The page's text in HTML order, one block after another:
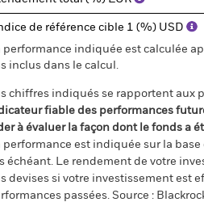
de référence cible 1 (%) USD
performance indiquée est calculée
inclus dans le calcul.
chiffres indiqués se rapportent aux
fiable des performances
à évaluer la façon dont le fonds a
performance est indiquée sur la
échéant. Le rendement de votre
devises si votre investissement est
passées. Source :